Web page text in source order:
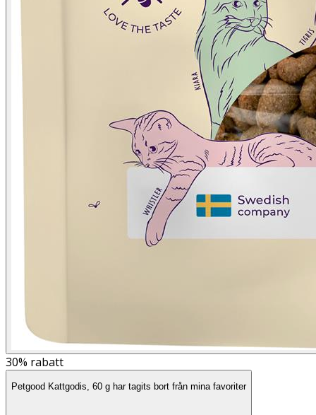
30% rabatt
Petgood Kattgodis, 60 g har tagits bort från mina favoriter